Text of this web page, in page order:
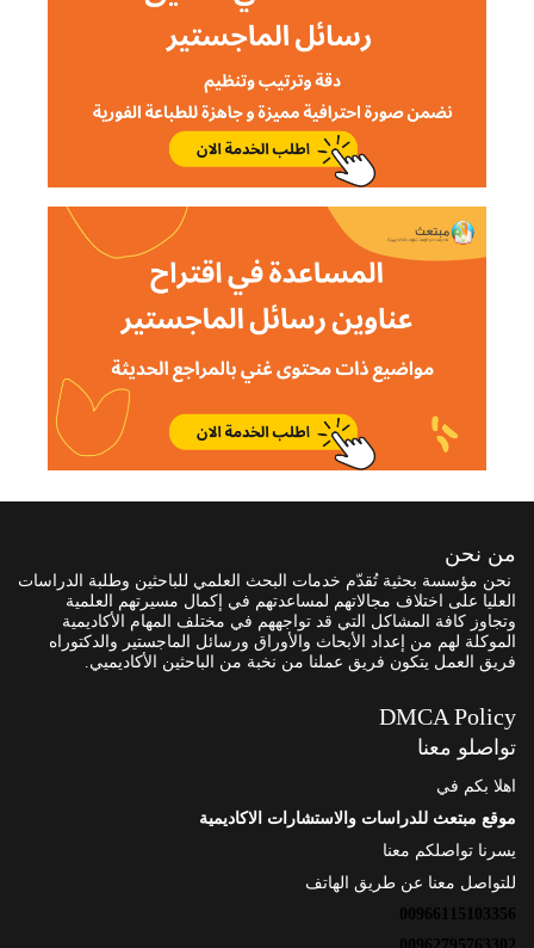
من نحن
نحن مؤسسة بحثية تُقدّم خدمات البحث العلمي للباحثين وطلبة الدراسات
العليا على اختلاف مجالاتهم لمساعدتهم في إكمال مسيرتهم العلمية
وتجاوز كافة المشاكل التي قد تواجههم في مختلف المهام الأكاديمية
الموكلة لهم من إعداد الأبحاث والأوراق ورسائل الماجستير والدكتوراه
فريق العمل يتكون فريق عملنا من نخبة من الباحثين الأكاديميي.
DMCA Policy
تواصلو معنا
اهلا بكم في
موقع مبتعث للدراسات والاستشارات الاكاديمية
يسرنا تواصلكم معنا
للتواصل معنا عن طريق الهاتف
00966115103356